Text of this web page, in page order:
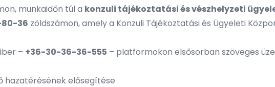
munkaidőn túl a konzuli tájékoztatási és vészhelyzeti
36 zöldszámon, amely a Konzuli Tájékoztatási és Ügyeleti
– +36-30-36-36-555 – platformokon elsősorban szöveges
elősegítése